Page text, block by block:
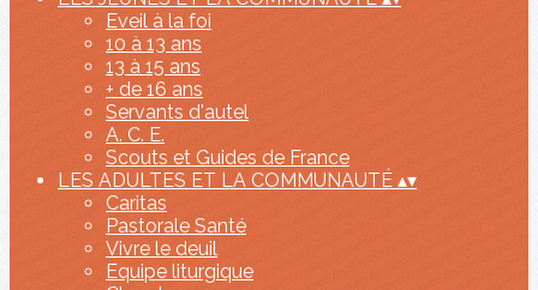
Eveil à la foi
10 à 13 ans
13 à 15 ans
+ de 16 ans
Servants d'autel
A. C. E.
Scouts et Guides de France
LES ADULTES ET LA COMMUNAUTÉ ▴▾
Caritas
Pastorale Santé
Vivre le deuil
Equipe liturgique